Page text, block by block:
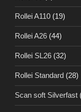
Rollei A110 (19)
Rollei A26 (44)
Rollei SL26 (32)
Rollei Standard (28)
Scan soft Silverfast